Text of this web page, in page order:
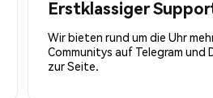
Erstklassiger
Wir bieten rund um die Uhr
Communitys auf Telegram
zur Seite.